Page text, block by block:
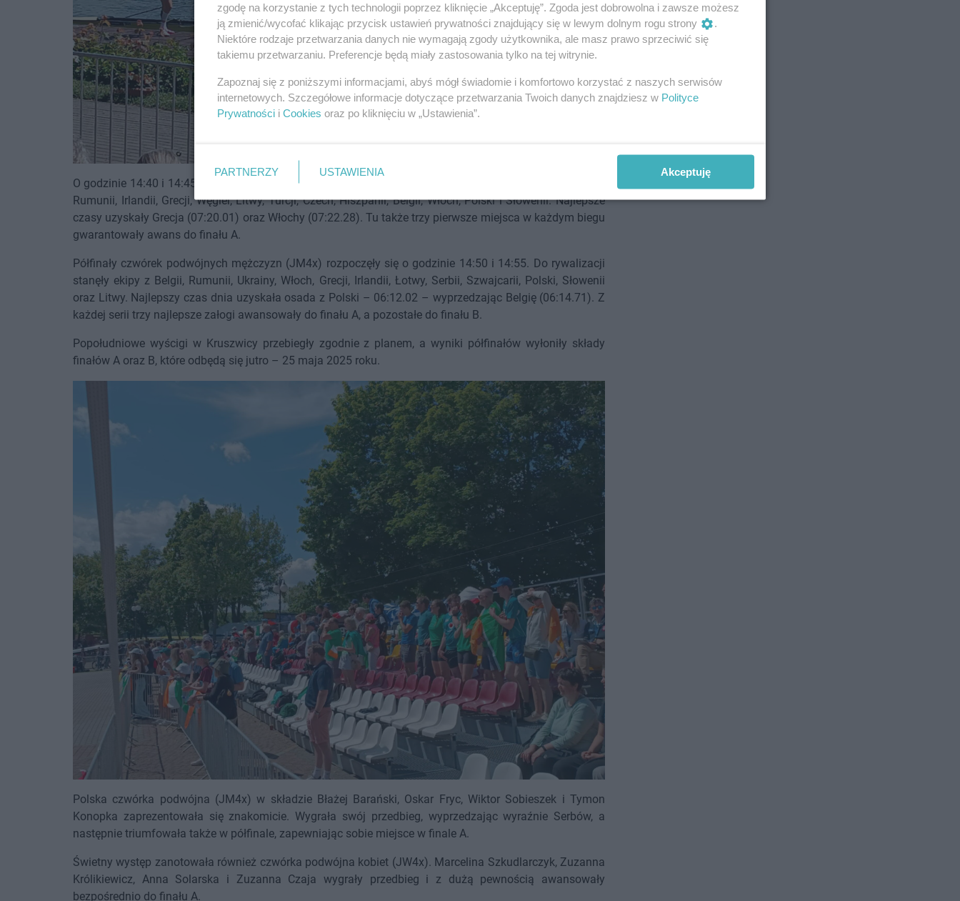
O godzinie 14:40 i 14:45 rozegrano półfinały dwójek podwójnych kobiet (JW2x). Startowały m.in. osady z
Rumunii, Irlandii, Grecji, Węgier, Litwy, Turcji, Czech, Hiszpanii, Belgii, Włoch, Polski i Słowenii. Najlepsze
czasy uzyskały Grecja (07:20.01) oraz Włochy (07:22.28). Tu także trzy pierwsze miejsca w każdym biegu
gwarantowały awans do finału A.
Półfinały czwórek podwójnych mężczyzn (JM4x) rozpoczęły się o godzinie 14:50 i 14:55. Do rywalizacji
stanęły ekipy z Belgii, Rumunii, Ukrainy, Włoch, Grecji, Irlandii, Łotwy, Serbii, Szwajcarii, Polski, Słowenii
oraz Litwy. Najlepszy czas dnia uzyskała osada z Polski – 06:12.02 – wyprzedzając Belgię (06:14.71). Z
każdej serii trzy najlepsze załogi awansowały do finału A, a pozostałe do finału B.
Popołudniowe wyścigi w Kruszwicy przebiegły zgodnie z planem, a wyniki półfinałów wyłoniły składy
finałów A oraz B, które odbędą się jutro – 25 maja 2025 roku.
Polska czwórka podwójna (JM4x) w składzie Błażej Barański, Oskar Fryc, Wiktor Sobieszek i Tymon
Konopka zaprezentowała się znakomicie. Wygrała swój przedbieg, wyprzedzając wyraźnie Serbów, a
następnie triumfowała także w półfinale, zapewniając sobie miejsce w finale A.
Świetny występ zanotowała również czwórka podwójna kobiet (JW4x). Marcelina Szkudlarczyk, Zuzanna
Królikiewicz, Anna Solarska i Zuzanna Czaja wygrały przedbieg i z dużą pewnością awansowały
bezpośrednio do finału A.
zgodę na korzystanie z tych technologii poprzez kliknięcie „Akceptuję”. Zgoda jest dobrowolna i zawsze możesz
ją zmienić/wycofać klikając przycisk ustawień prywatności znajdujący się w lewym dolnym rogu strony
.
Niektóre rodzaje przetwarzania danych nie wymagają zgody użytkownika, ale masz prawo sprzeciwić się
takiemu przetwarzaniu. Preferencje będą miały zastosowania tylko na tej witrynie.
Zapoznaj się z poniższymi informacjami, abyś mógł świadomie i komfortowo korzystać z naszych serwisów
internetowych. Szczegółowe informacje dotyczące przetwarzania Twoich danych znajdziesz w Polityce
Prywatności i Cookies oraz po kliknięciu w „Ustawienia”.
PARTNERZY USTAWIENIA Akceptuję